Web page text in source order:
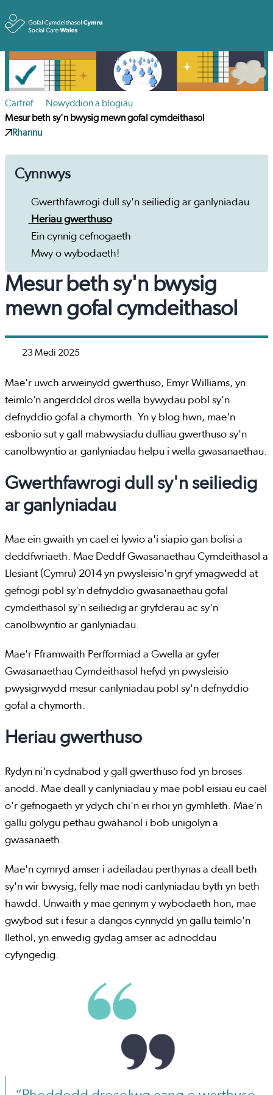
Cartref
Newyddion a blogiau
Mesur beth sy'n bwysig mewn gofal cymdeithasol
Rhannu
Cynnwys
Gwerthfawrogi dull sy'n seiliedig ar ganlyniadau
Heriau gwerthuso
Ein cynnig cefnogaeth
Mwy o wybodaeth!
Mesur beth sy'n bwysig
mewn gofal cymdeithasol
23 Medi 2025
Mae'r uwch arweinydd gwerthuso, Emyr Williams, yn
teimlo’n angerddol dros wella bywydau pobl sy'n
defnyddio gofal a chymorth. Yn y blog hwn, mae'n
esbonio sut y gall mabwysiadu dulliau gwerthuso sy'n
canolbwyntio ar ganlyniadau helpu i wella gwasanaethau.
Gwerthfawrogi dull sy'n seiliedig
ar ganlyniadau
Mae ein gwaith yn cael ei lywio a'i siapio gan bolisi a
deddfwriaeth. Mae Deddf Gwasanaethau Cymdeithasol a
Llesiant (Cymru) 2014 yn pwysleisio'n gryf ymagwedd at
gefnogi pobl sy'n defnyddio gwasanaethau gofal
cymdeithasol sy'n seiliedig ar gryfderau ac sy'n
canolbwyntio ar ganlyniadau.
Mae'r Fframwaith Perfformiad a Gwella ar gyfer
Gwasanaethau Cymdeithasol hefyd yn pwysleisio
pwysigrwydd mesur canlyniadau pobl sy'n defnyddio
gofal a chymorth.
Heriau gwerthuso
Rydyn ni'n cydnabod y gall gwerthuso fod yn broses
anodd. Mae deall y canlyniadau y mae pobl eisiau eu cael
o'r gefnogaeth yr ydych chi'n ei rhoi yn gymhleth. Mae'n
gallu golygu pethau gwahanol i bob unigolyn a
gwasanaeth.
Mae'n cymryd amser i adeiladau perthynas a deall beth
sy'n wir bwysig, felly mae nodi canlyniadau byth yn beth
hawdd. Unwaith y mae gennym y wybodaeth hon, mae
gwybod sut i fesur a dangos cynnydd yn gallu teimlo'n
llethol, yn enwedig gydag amser ac adnoddau
cyfyngedig.